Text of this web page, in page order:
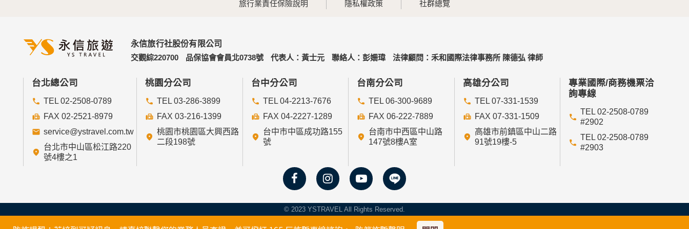
旅行業責任保險說明 隱私權政策 社群總覽
永信旅行社股份有限公司
交觀綜220700
品保協會會員北0738號 代表人：黃士元 聯絡人：彭姍瑋 法律顧問：禾和國際法律事務所 陳德弘 律師
台北總公司
TEL 02-2508-0789
FAX 02-2521-8979
service@ystravel.com.tw
台北市中山區松江路220
號4樓之1
桃園分公司
TEL 03-286-3899
FAX 03-216-1399
桃園市桃園區大興西路
二段198號
台中分公司
TEL 04-2213-7676
FAX 04-2227-1289
台中市中區成功路155
號
台南分公司
TEL 06-300-9689
FAX 06-222-7889
台南市中西區中山路
147號8樓A室
高雄分公司
TEL 07-331-1539
FAX 07-331-1509
高雄市前鎮區中山二路
91號19樓-5
專業國際/商務機票洽
詢專線
TEL 02-2508-0789
#2902
TEL 02-2508-0789
#2903
© 2023 YSTRAVEL All Rights Reserved.